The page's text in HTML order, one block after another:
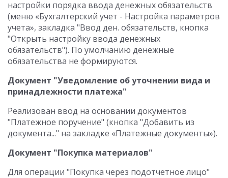
настройки порядка ввода денежных обязательств
(меню «Бухгалтерский учет - Настройка параметров
учета», закладка "Ввод ден. обязательств, кнопка
"Открыть настройку ввода денежных
обязательств"). По умолчанию денежные
обязательства не формируются.
Документ "Уведомление об уточнении вида и
принадлежности платежа"
Реализован ввод на основании документов
"Платежное поручение" (кнопка "Добавить из
документа..." на закладке «Платежные документы»).
Документ "Покупка материалов"
Для операции "Покупка через подотчетное лицо"